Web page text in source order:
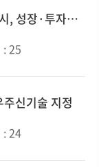
[(주)퍼스트랩] D-유니콘 선정···대전시, 성장·투자유치 지원
:25
신기술 지정
:24